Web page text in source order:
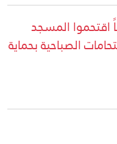
مستوطناً اقتحموا المسجد
الصباحية بحماية